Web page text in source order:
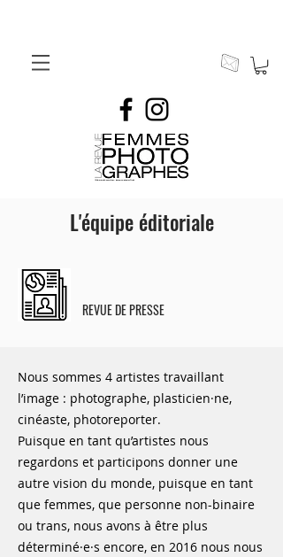
L'équipe éditoriale
REVUE DE PRESSE
Nous sommes 4 artistes travaillant
l’image : photographe, plasticien·ne,
cinéaste, photoreporter.
Puisque en tant qu’artistes nous
regardons et participons donner une
autre vision du monde, puisque en tant
que femmes, que personne non-binaire
ou trans, nous avons à être plus
déterminé·e·s encore, en 2016 nous nous